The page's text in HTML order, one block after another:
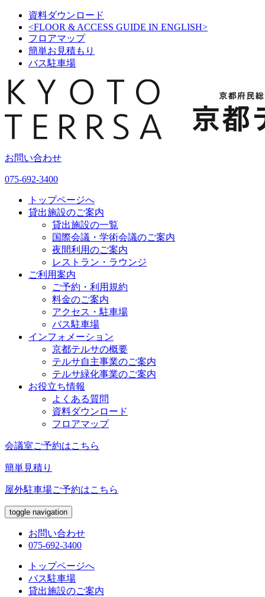
資料ダウンロード
<FLOOR & ACCESS GUIDE IN ENGLISH>
フロアマップ
簡単お見積もり
バス駐車場
お問い合わせ
075-692-3400
トップページへ
貸出施設のご案内
貸出施設の一覧
国際会議・学術会議のご案内
夜間利用のご案内
レストラン・ラウンジ
ご利用案内
ご予約・利用規約
料金のご案内
アクセス・駐車場
バス駐車場
インフォメーション
京都テルサの概要
テルサ自主事業のご案内
テルサ緑化事業のご案内
お役立ち情報
よくある質問
資料ダウンロード
フロアマップ
会議室ご予約はこちら
簡単見積り
屋外駐車場ご予約はこちら
toggle navigation
お問い合わせ
075-692-3400
トップページへ
バス駐車場
貸出施設のご案内